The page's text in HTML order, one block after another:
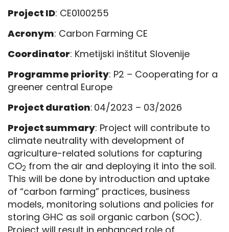
Project ID: CE0100255
Acronym: Carbon Farming CE
Coordinator: Kmetijski inštitut Slovenije
Programme priority: P2 – Cooperating for a
greener central Europe
Project duration: 04/2023 – 03/2026
Project summary: Project will contribute to
climate neutrality with development of
agriculture-related solutions for capturing
CO2 from the air and deploying it into the soil.
This will be done by introduction and uptake
of “carbon farming” practices, business
models, monitoring solutions and policies for
storing GHC as soil organic carbon (SOC).